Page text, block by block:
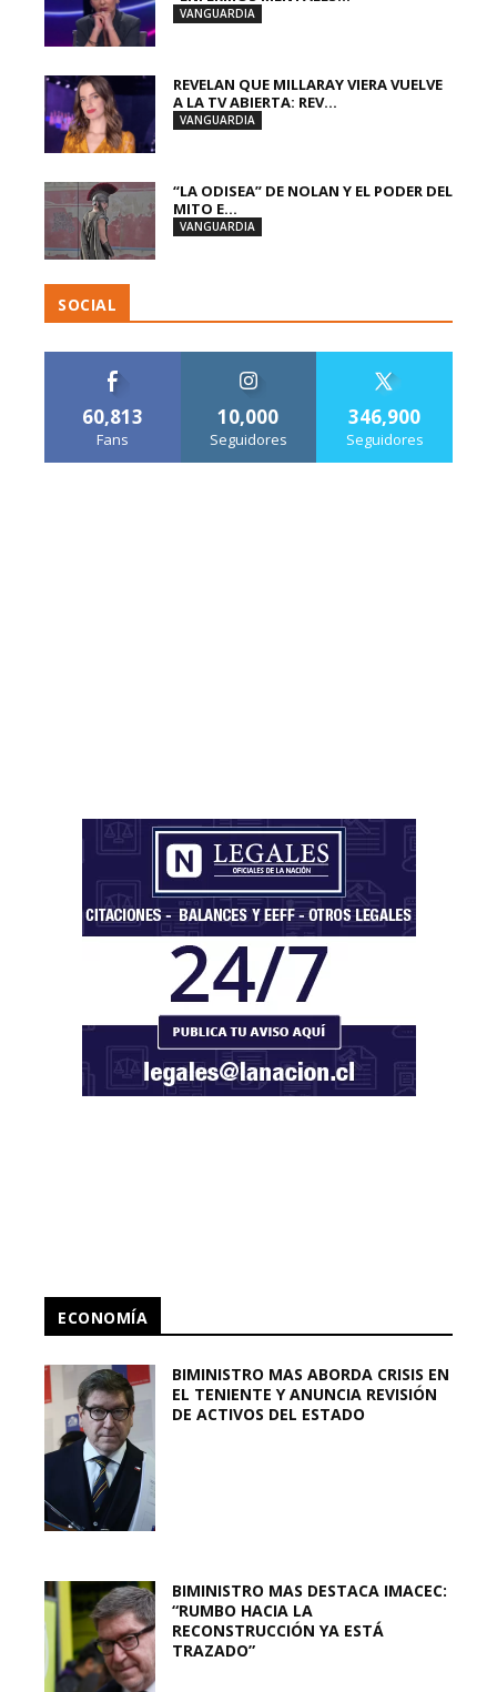
VANGUARDIA
REVELAN QUE MILLARAY VIERA VUELVE
A LA TV ABIERTA: REV...
VANGUARDIA
“LA ODISEA” DE NOLAN Y EL PODER DEL
MITO E...
VANGUARDIA
SOCIAL
60,813
Fans
10,000
Seguidores
346,900
Seguidores
ECONOMÍA
BIMINISTRO MAS ABORDA CRISIS EN
EL TENIENTE Y ANUNCIA REVISIÓN
DE ACTIVOS DEL ESTADO
BIMINISTRO MAS DESTACA IMACEC:
“RUMBO HACIA LA
RECONSTRUCCIÓN YA ESTÁ
TRAZADO”